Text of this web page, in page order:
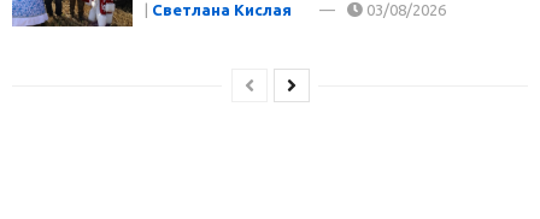
Светлана Кислая 03/08/2026